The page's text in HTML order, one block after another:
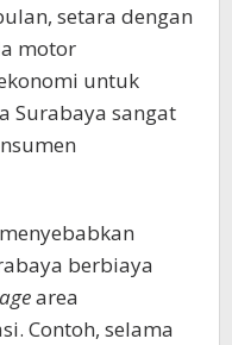
setara dengan
motor
untuk
Surabaya sangat
berbiaya
area
Contoh, selama